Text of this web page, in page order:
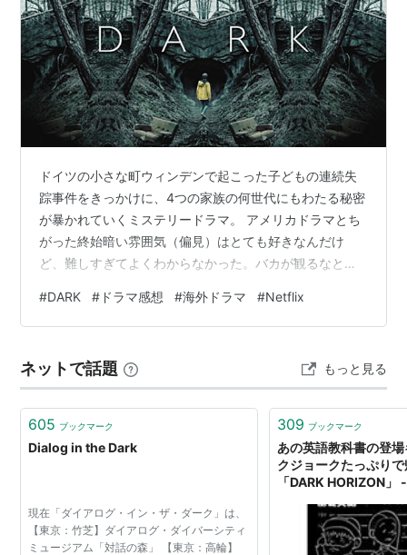
ドイツの小さな町ウィンデンで起こった子どもの連続失
踪事件をきっかけに、4つの家族の何世代にもわたる秘密
が暴かれていくミステリードラマ。 アメリカドラマとち
がった終始暗い雰囲気（偏見）はとても好きなんだけ
ど、難しすぎてよくわからなかった。バカが観るなとか
イムトラベルドラマだと理解しているんだけど、多分合
ってる。最終的にはヨナス（アダム）とマルタ（イヴ）
うENDになった･･･よね･･･？ LEFTOVERSと似たかんじ
だから、好きな人は好きだと思う。ただ、バカを自認し
ているわたしには難しすぎた(ヽ…
#DARK # ドラマ感想 #海外ドラマ #Netflix
ネットで話題 もっと見る
605 ブックマーク
Dialog in the Dark
現在「ダイアログ・イン・ザ・ダーク」は、
【東京：竹芝】ダイアログ・ダイバーシティ
ミュージアム「対話の森」 【東京：高輪】
309 ブックマーク
あの英語教科書の登
クジョークたっぷり
「DARK HORIZON